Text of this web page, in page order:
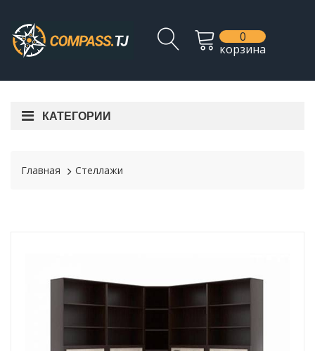
0
корзина
КАТЕГОРИИ
Главная Стеллажи